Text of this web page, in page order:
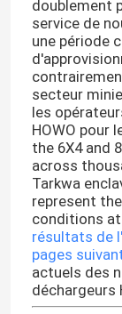
doublement
service de
une période
secteur
les
HOWO pour
the 6X4 and
across
Tarkwa
represent
conditions
résultats de
pages
actuels des
déchargeurs